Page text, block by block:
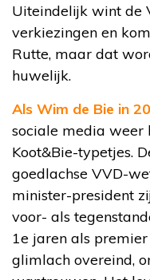
Uiteindelijk wint de
verkiezingen en
Rutte, maar dat
huwelijk.
Als Wim de Bie in
sociale media weer
Koot&Bie-typetjes.
goedlachse VVD-
minister-president
voor- als
1e jaren als
glimlach overeind,